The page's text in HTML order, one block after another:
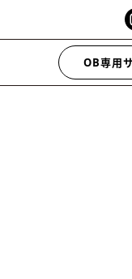
OB専用